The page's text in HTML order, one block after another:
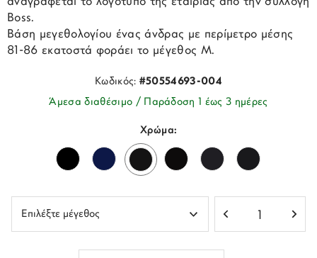
Boss.
Βάση μεγεθολογίου ένας άνδρας με περίμετρο μέσης
81-86 εκατοστά φοράει το μέγεθος M.
Κωδικός: #50554693-004
Άμεσα διαθέσιμο / Παράδοση 1 έως 3 ημέρες
Χρώμα: